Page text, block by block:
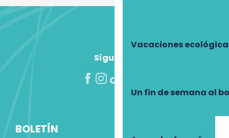
Vacaciones
Un fin de semana al
Síguenos
BOLETÍN